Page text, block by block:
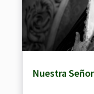
Nuestra